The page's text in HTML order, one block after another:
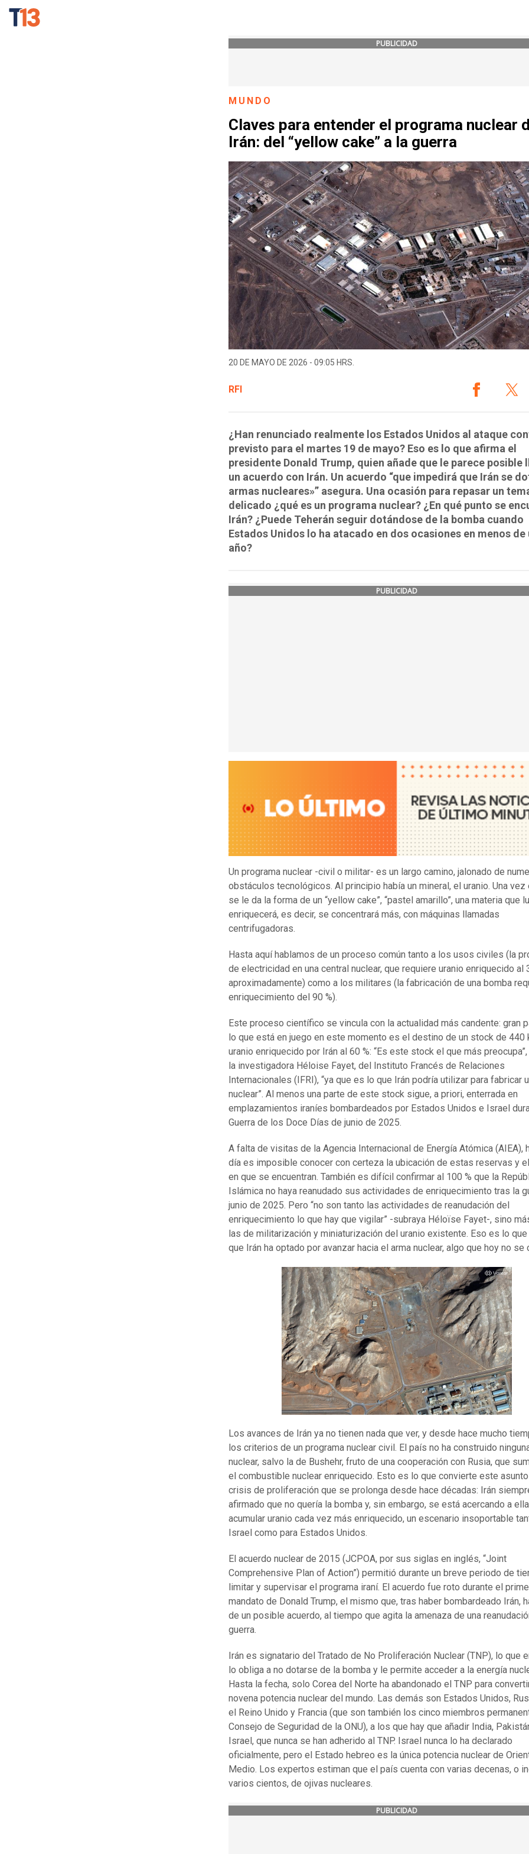
PUBLICIDAD
MUNDO
Claves para entender el programa nuclear
Irán: del “yellow cake” a la guerra
20 DE MAYO DE 2026 - 09:05 HRS.
RFI
¿Han renunciado realmente los Estados Unidos al ataque
previsto para el martes 19 de mayo? Eso es lo que afirma el
presidente Donald Trump, quien añade que le parece posible
un acuerdo con Irán. Un acuerdo “que impedirá que Irán se
armas nucleares»” asegura. Una ocasión para repasar un
delicado ¿qué es un programa nuclear? ¿En qué punto se
Irán? ¿Puede Teherán seguir dotándose de la bomba cuando
Estados Unidos lo ha atacado en dos ocasiones en menos de
año?
PUBLICIDAD
Un programa nuclear -civil o militar- es un largo camino, jalonado de
obstáculos tecnológicos. Al principio había un mineral, el uranio. Una vez
se le da la forma de un “yellow cake”, “pastel amarillo”, una materia que
enriquecerá, es decir, se concentrará más, con máquinas llamadas
centrifugadoras.
Hasta aquí hablamos de un proceso común tanto a los usos civiles (la
de electricidad en una central nuclear, que requiere uranio enriquecido al
aproximadamente) como a los militares (la fabricación de una bomba
enriquecimiento del 90 %).
Este proceso científico se vincula con la actualidad más candente: gran
lo que está en juego en este momento es el destino de un stock de 440
uranio enriquecido por Irán al 60 %: “Es este stock el que más
la investigadora Héloise Fayet, del Instituto Francés de Relaciones
Internacionales (IFRI), “ya que es lo que Irán podría utilizar para fabricar
nuclear”. Al menos una parte de este stock sigue, a priori, enterrada en
emplazamientos iraníes bombardeados por Estados Unidos e Israel
Guerra de los Doce Días de junio de 2025.
A falta de visitas de la Agencia Internacional de Energía Atómica (AIEA),
día es imposible conocer con certeza la ubicación de estas reservas y
en que se encuentran. También es difícil confirmar al 100 % que la
Islámica no haya reanudado sus actividades de enriquecimiento tras la
junio de 2025. Pero “no son tanto las actividades de reanudación del
enriquecimiento lo que hay que vigilar” -subraya Héloïse Fayet-, sino
las de militarización y miniaturización del uranio existente. Eso es lo
que Irán ha optado por avanzar hacia el arma nuclear, algo que hoy no se
Los avances de Irán ya no tienen nada que ver, y desde hace mucho
los criterios de un programa nuclear civil. El país no ha construido
nuclear, salvo la de Bushehr, fruto de una cooperación con Rusia, que
el combustible nuclear enriquecido. Esto es lo que convierte este asunto
crisis de proliferación que se prolonga desde hace décadas: Irán
afirmado que no quería la bomba y, sin embargo, se está acercando a
acumular uranio cada vez más enriquecido, un escenario insoportable
Israel como para Estados Unidos.
El acuerdo nuclear de 2015 (JCPOA, por sus siglas en inglés, “Joint
Comprehensive Plan of Action”) permitió durante un breve periodo de
limitar y supervisar el programa iraní. El acuerdo fue roto durante el
mandato de Donald Trump, el mismo que, tras haber bombardeado Irán,
de un posible acuerdo, al tiempo que agita la amenaza de una
guerra.
Irán es signatario del Tratado de No Proliferación Nuclear (TNP), lo que
lo obliga a no dotarse de la bomba y le permite acceder a la energía
Hasta la fecha, solo Corea del Norte ha abandonado el TNP para
novena potencia nuclear del mundo. Las demás son Estados Unidos,
el Reino Unido y Francia (que son también los cinco miembros
Consejo de Seguridad de la ONU), a los que hay que añadir India,
Israel, que nunca se han adherido al TNP. Israel nunca lo ha declarado
oficialmente, pero el Estado hebreo es la única potencia nuclear de
Medio. Los expertos estiman que el país cuenta con varias decenas, o
varios cientos, de ojivas nucleares.
PUBLICIDAD